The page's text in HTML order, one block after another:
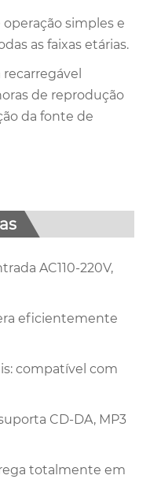
simples e
as faixas etárias.
de reprodução
da fonte de
AC110-220V,
eficientemente
compatível com
CD-DA, MP3
totalmente em